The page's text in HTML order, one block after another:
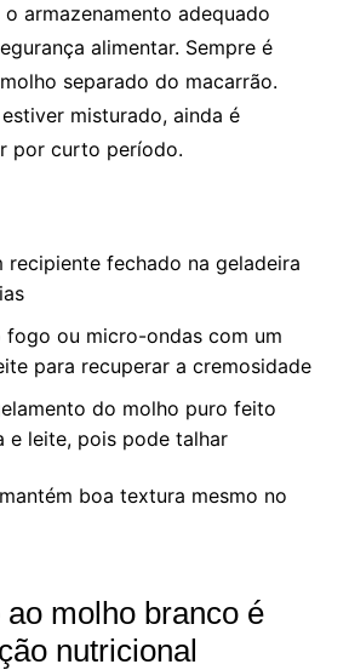
armazenamento adequado
alimentar. Sempre é
separado do macarrão.
misturado, ainda é
por curto período.
recipiente fechado na geladeira
fogo ou micro-ondas com um
para recuperar a cremosidade
do molho puro feito
e leite, pois pode talhar
boa textura mesmo no
molho branco é
nutricional